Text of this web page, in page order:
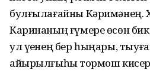
булғылағайны Кәримәнең.
Каринаның ғүмере өсөн
ул үҙенең бер һыңары,
айырылғыһыҙ тормош